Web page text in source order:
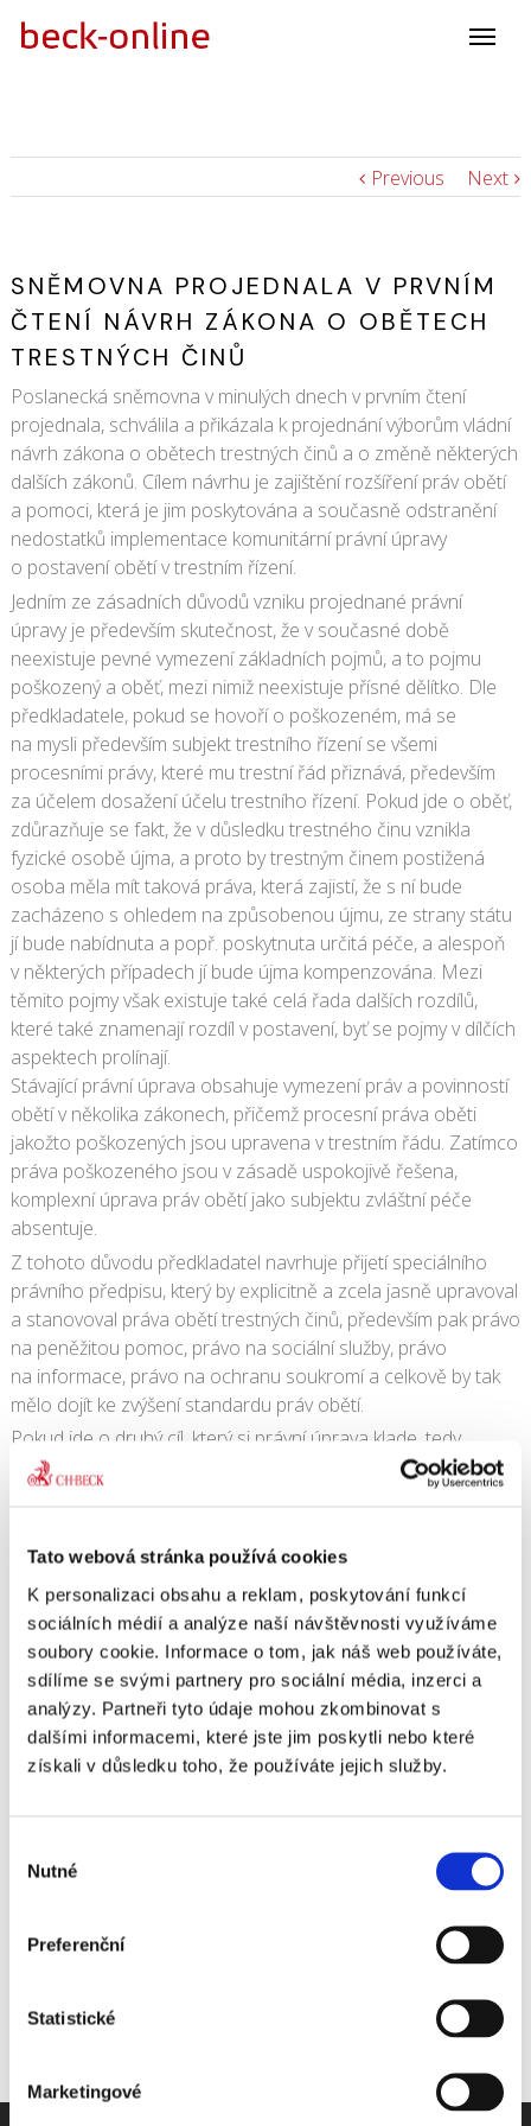
Tato webová stránka používá cookies
K personalizaci obsahu a reklam, poskytování funkcí
sociálních médií a analýze naší návštěvnosti využíváme
soubory cookie. Informace o tom, jak náš web používáte,
sdílíme se svými partnery pro sociální média, inzerci a
analýzy. Partneři tyto údaje mohou zkombinovat s
dalšími informacemi, které jste jim poskytli nebo které
získali v důsledku toho, že používáte jejich služby.
souhlasu
Nutné
Preferenční
Statistické
Marketingové
Previous Next
SNĚMOVNA PROJEDNALA V PRVNÍM
ČTENÍ NÁVRH ZÁKONA O OBĚTECH
TRESTNÝCH ČINŮ
Poslanecká sněmovna v minulých dnech v prvním čtení
projednala, schválila a přikázala k projednání výborům vládní
návrh zákona o obětech trestných činů a o změně některých
dalších zákonů. Cílem návrhu je zajištění rozšíření práv obětí
a pomoci, která je jim poskytována a současně odstranění
nedostatků implementace komunitární právní úpravy
o postavení obětí v trestním řízení.
Jedním ze zásadních důvodů vzniku projednané právní
úpravy je především skutečnost, že v současné době
neexistuje pevné vymezení základních pojmů, a to pojmu
poškozený a oběť, mezi nimiž neexistuje přísné dělítko. Dle
předkladatele, pokud se hovoří o poškozeném, má se
na mysli především subjekt trestního řízení se všemi
procesními právy, které mu trestní řád přiznává, především
za účelem dosažení účelu trestního řízení. Pokud jde o oběť,
zdůrazňuje se fakt, že v důsledku trestného činu vznikla
fyzické osobě újma, a proto by trestným činem postižená
osoba měla mít taková práva, která zajistí, že s ní bude
zacházeno s ohledem na způsobenou újmu, ze strany státu
jí bude nabídnuta a popř. poskytnuta určitá péče, a alespoň
v některých případech jí bude újma kompenzována. Mezi
těmito pojmy však existuje také celá řada dalších rozdílů,
které také znamenají rozdíl v postavení, byť se pojmy v dílčích
aspektech prolínají.
Stávající právní úprava obsahuje vymezení práv a povinností
obětí v několika zákonech, přičemž procesní práva oběti
jakožto poškozených jsou upravena v trestním řádu. Zatímco
práva poškozeného jsou v zásadě uspokojivě řešena,
komplexní úprava práv obětí jako subjektu zvláštní péče
absentuje.
Z tohoto důvodu předkladatel navrhuje přijetí speciálního
právního předpisu, který by explicitně a zcela jasně upravoval
a stanovoval práva obětí trestných činů, především pak právo
na peněžitou pomoc, právo na sociální služby, právo
na informace, právo na ochranu soukromí a celkově by tak
mělo dojít ke zvýšení standardu práv obětí.
Pokud jde o druhý cíl, který si právní úprava klade, tedy
odstranění chyb v implementaci Rámcového rozhodnutí
Rady 2001/220/SVV ze dne 15. března 2001 o postavení
odstranit i tyto nedostatky.
Dále by se návrhem měli zabývat výbory Sněmovny
a následně plénum ve druhém a třetím čtení. Úplné znění
návrhu zákona je možné nalézt na internetových stránkách
Poslanecké sněmovny.
21. 3. 2012 OBSAH